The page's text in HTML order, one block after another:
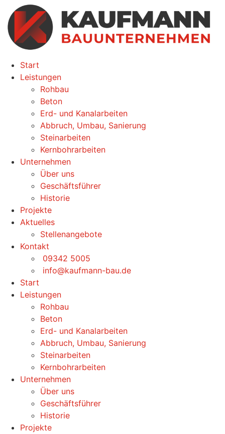
Inhalt
wechseln
Start
Leistungen
Rohbau
Beton
Erd- und Kanalarbeiten
Abbruch, Umbau, Sanierung
Steinarbeiten
Kernbohrarbeiten
Unternehmen
Über uns
Geschäftsführer
Historie
Projekte
Aktuelles
Stellenangebote
Kontakt
09342 5005
info@kaufmann-bau.de
Start
Leistungen
Rohbau
Beton
Erd- und Kanalarbeiten
Abbruch, Umbau, Sanierung
Steinarbeiten
Kernbohrarbeiten
Unternehmen
Über uns
Geschäftsführer
Historie
Projekte